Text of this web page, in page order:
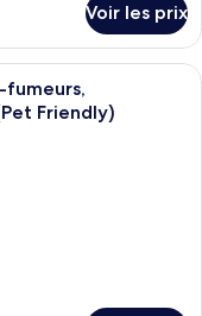
Voir les prix
d’hôtel avec deux lits,
fumeurs,
Friendly)